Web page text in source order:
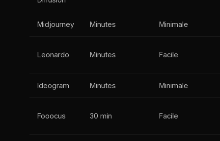
Midjourney Minutes Minimale
Leonardo Minutes Facile
Ideogram Minutes Minimale
Fooocus 30 min Facile